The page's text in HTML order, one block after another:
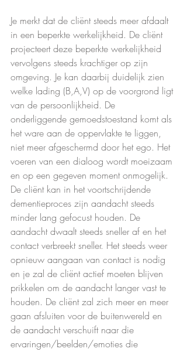
Je merkt dat de cliënt steeds meer afdaalt
in een beperkte werkelijkheid. De cliënt
projecteert deze beperkte werkelijkheid
vervolgens steeds krachtiger op zijn
omgeving. Je kan daarbij duidelijk zien
welke lading (B,A,V) op de voorgrond ligt
van de persoonlijkheid. De
onderliggende gemoedstoestand komt als
het ware aan de oppervlakte te liggen,
niet meer afgeschermd door het ego. Het
voeren van een dialoog wordt moeizaam
en op een gegeven moment onmogelijk.
De cliënt kan in het voortschrijdende
dementieproces zijn aandacht steeds
minder lang gefocust houden. De
aandacht dwaalt steeds sneller af en het
contact verbreekt sneller. Het steeds weer
opnieuw aangaan van contact is nodig
en je zal de cliënt actief moeten blijven
prikkelen om de aandacht langer vast te
houden. De cliënt zal zich meer en meer
gaan afsluiten voor de buitenwereld en
de aandacht verschuift naar die
ervaringen/beelden/emoties die